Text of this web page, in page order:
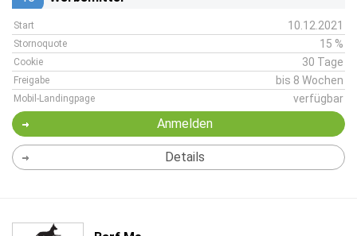
Start 10.12.2021
Stornoquote 15 %
Cookie 30 Tage
Freigabe bis 8 Wochen
Mobil-Landingpage verfügbar
Anmelden
Details